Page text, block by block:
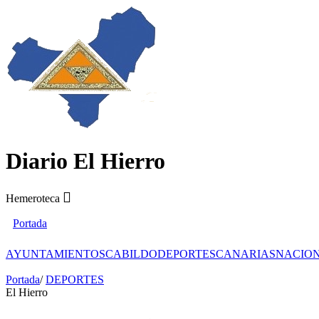
Diario El Hierro
Hemeroteca
Portada
AYUNTAMIENTOSCABILDODEPORTESCANARIAS
Portada/ DEPORTES
El Hierro